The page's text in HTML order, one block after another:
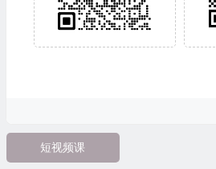
短视频课